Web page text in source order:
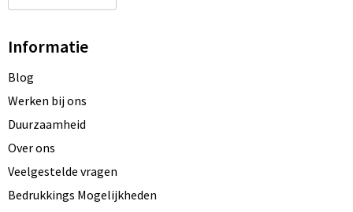
Informatie
Blog
Werken bij ons
Duurzaamheid
Over ons
Veelgestelde vragen
Bedrukkings Mogelijkheden